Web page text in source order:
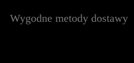
Wygodne metody dostawy